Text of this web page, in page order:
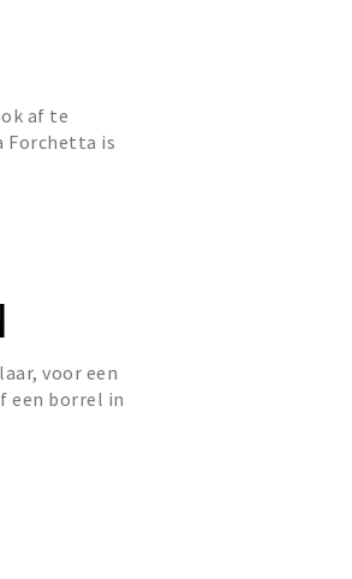
af te
Forchetta is
voor een
een borrel in